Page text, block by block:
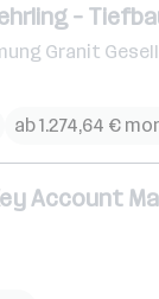
–
Granit
ab 1.274,64 €
Account